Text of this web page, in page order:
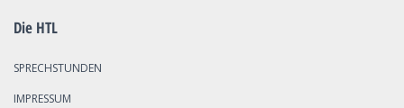
Die HTL
SPRECHSTUNDEN
IMPRESSUM